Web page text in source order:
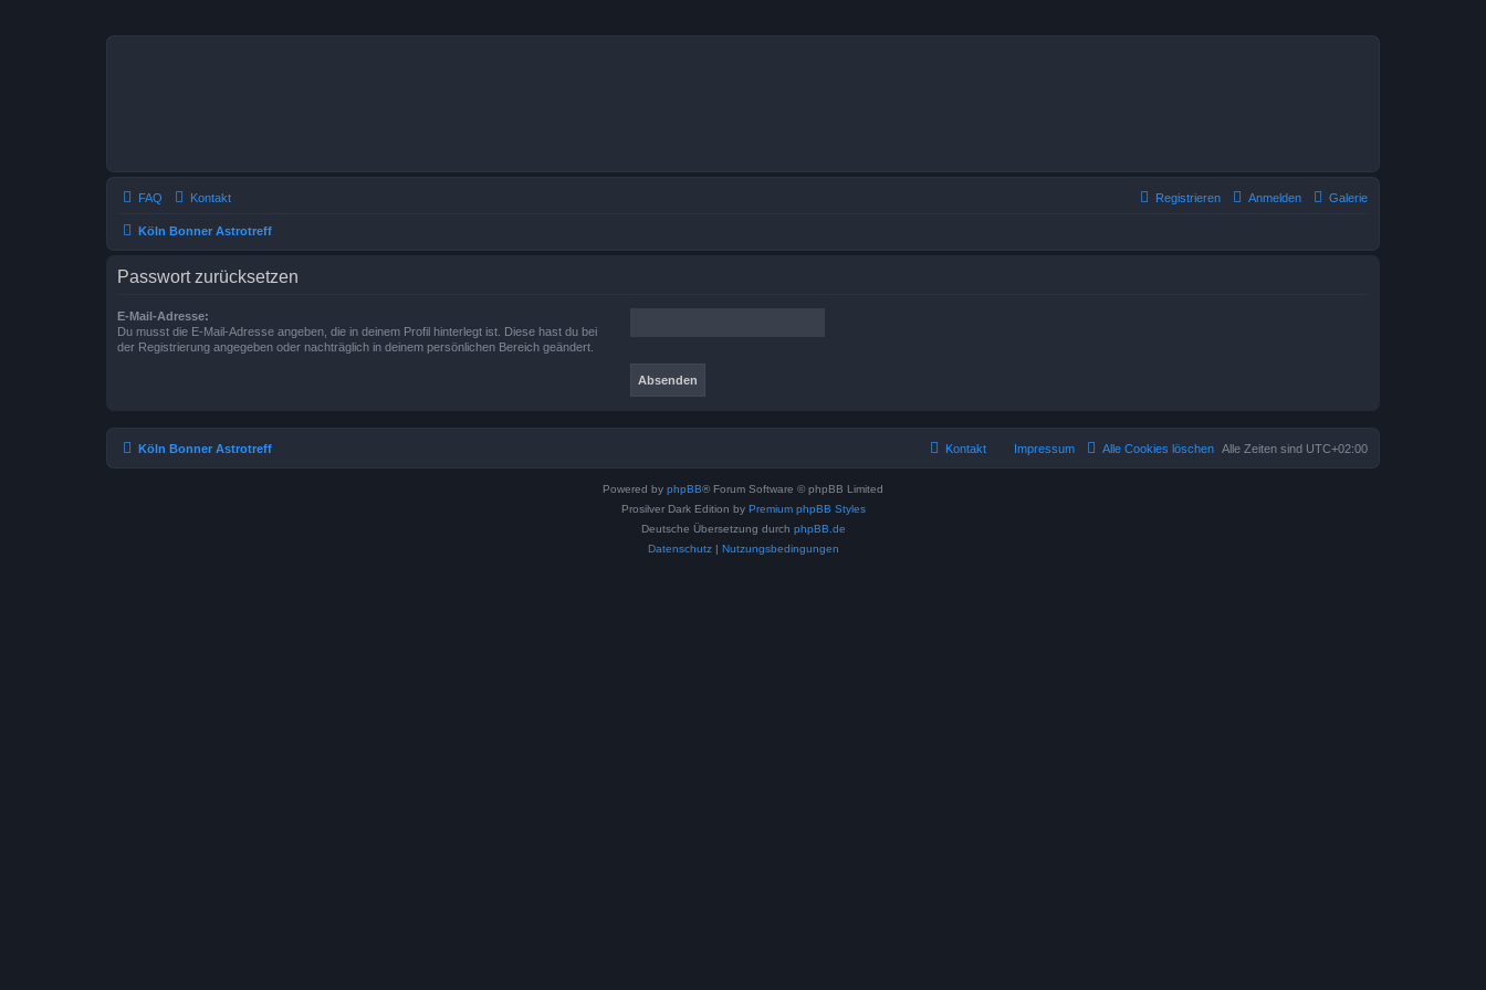
Galerie
FAQ Kontakt Anmelden
Registrieren
Köln Bonner Astrotreff
Passwort zurücksetzen
E-Mail-Adresse:
Du musst die E-Mail-Adresse angeben, die in deinem Profil hinterlegt ist. Diese hast du bei
der Registrierung angegeben oder nachträglich in deinem persönlichen Bereich geändert.
Köln Bonner Astrotreff Alle Zeiten sind UTC+02:00
Alle Cookies löschen
Impressum
Kontakt
Powered by phpBB® Forum Software © phpBB Limited
Prosilver Dark Edition by Premium phpBB Styles
Deutsche Übersetzung durch phpBB.de
Datenschutz| Nutzungsbedingungen